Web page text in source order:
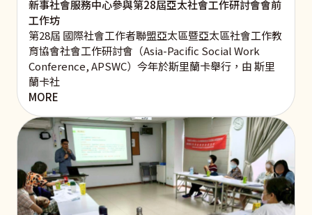
新事社會服務中心參與第28屆亞太社會工作研討會會前
工作坊
第28屆 國際社會工作者聯盟亞太區暨亞太區社會工作教
育協會社會工作研討會（Asia-Pacific Social Work
Conference, APSWC）今年於斯里蘭卡舉行，由 斯里
蘭卡社
MORE